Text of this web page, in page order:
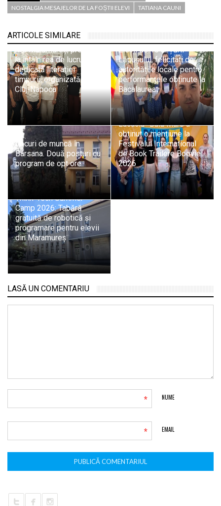
NOSTALGIA MESAJELOR DE LA FOȘTII ELEVI
TATIANA CAUNI
ARTICOLE SIMILARE
ISJ Maramureș, prezent
la întâlnirea de lucru
dedicată literației
timpurii, organizată la
Cluj-Napoca
Elevii de 10 ai Țării
Lăpușului, felicitați de
autoritățile locale pentru
performanțele obținute la
Bacalaureat
Locuri de muncă în
Bârsana. Două posturi cu
program de opt ore
Echipa Colegiului „Vasile
Lucaciu” Baia Mare a
obținut o mențiune la
Festivalul Internațional
de Book Trailere Boovie
2026
Think-Tech Summer
Camp 2026: Tabără
gratuită de robotică și
programare pentru elevii
din Maramureș
LASĂ UN COMENTARIU
NUME
*
EMAIL
*